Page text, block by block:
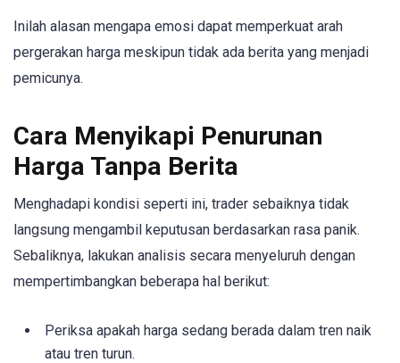
Inilah alasan mengapa emosi dapat memperkuat arah
pergerakan harga meskipun tidak ada berita yang menjadi
pemicunya.
Cara Menyikapi Penurunan
Harga Tanpa Berita
Menghadapi kondisi seperti ini, trader sebaiknya tidak
langsung mengambil keputusan berdasarkan rasa panik.
Sebaliknya, lakukan analisis secara menyeluruh dengan
mempertimbangkan beberapa hal berikut:
Periksa apakah harga sedang berada dalam tren naik
atau tren turun.